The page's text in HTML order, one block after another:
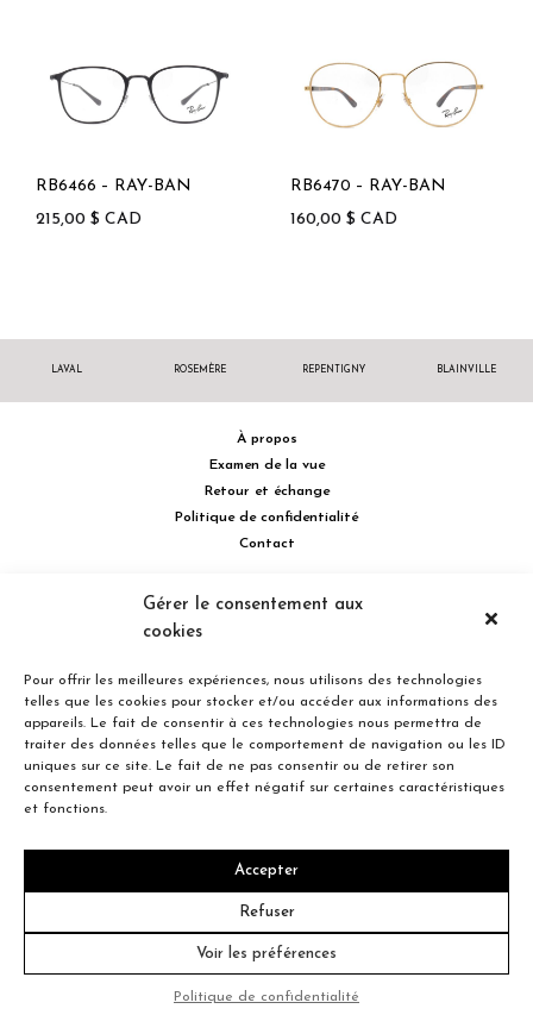
Gérer le consentement aux
cookies
Pour offrir les meilleures expériences, nous utilisons des technologies
telles que les cookies pour stocker et/ou accéder aux informations des
appareils. Le fait de consentir à ces technologies nous permettra de
traiter des données telles que le comportement de navigation ou les ID
uniques sur ce site. Le fait de ne pas consentir ou de retirer son
consentement peut avoir un effet négatif sur certaines caractéristiques
et fonctions.
Accepter
Refuser
Voir les préférences
Politique de confidentialité
RB6466 – RAY-BAN
215,00 $ CAD
RB6470 – RAY-BAN
160,00 $ CAD
LAVAL ROSEMÈRE REPENTIGNY BLAINVILLE
À propos
Examen de la vue
Retour et échange
Politique de confidentialité
Contact
514 732.0222
Concorde Est, Laval, Québec H7G 2E4 Canada
Entreprise familiale du Québec depuis plus de 40 ans.
© 2026 Turcot Olivier
Crédit